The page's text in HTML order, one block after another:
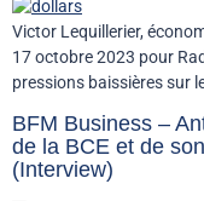
Victor Lequillerier,
17 octobre 2023 pour
pressions baissières sur
BFM Business –
de la BCE et de
(Interview)